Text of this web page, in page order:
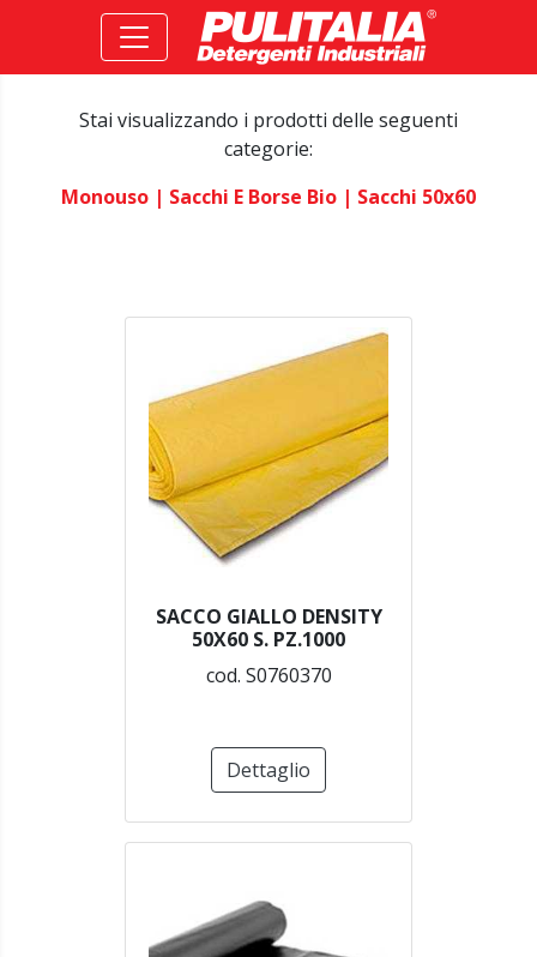
Stai visualizzando i prodotti delle seguenti
categorie:
Monouso | Sacchi E Borse Bio | Sacchi 50x60
SACCO GIALLO DENSITY
50X60 S. PZ.1000
cod. S0760370
Dettaglio